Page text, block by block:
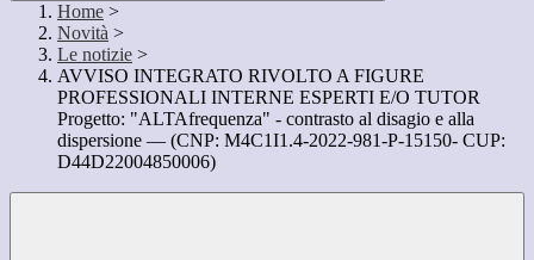
Home >
Novità >
Le notizie >
AVVISO INTEGRATO RIVOLTO A FIGURE
PROFESSIONALI INTERNE ESPERTI E/O TUTOR
Progetto: "ALTAfrequenza" - contrasto al disagio e alla
dispersione — (CNP: M4C1I1.4-2022-981-P-15150- CUP:
D44D22004850006)